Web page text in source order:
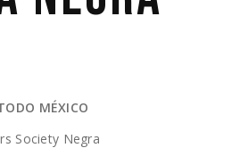
MÉXICO
Society Negra